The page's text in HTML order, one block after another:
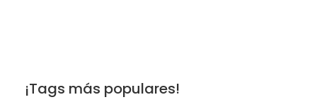
¡Tags más populares!